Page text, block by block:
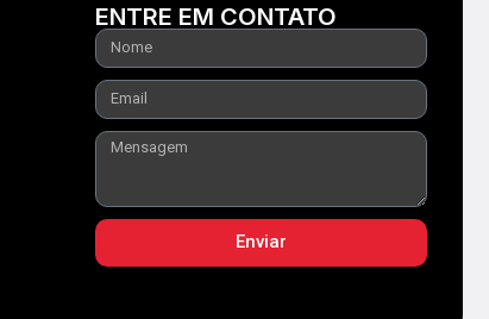
ENTRE EM CONTATO
Enviar